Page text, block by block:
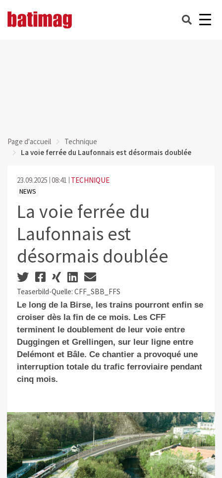
Page d'accueil
Technique
La voie ferrée du Laufonnais est désormais doublée
23.09.2025 08:41 TECHNIQUE
NEWS
La voie ferrée du
Laufonnais est
désormais doublée
Teaserbild-Quelle: CFF_SBB_FFS
Le long de la Birse, les trains pourront enfin se
croiser dès la fin de ce mois. Les CFF
terminent le doublement de leur voie entre
Duggingen et Grellingen, sur leur ligne entre
Delémont et Bâle. Ce chantier a provoqué une
interruption totale du trafic ferroviaire pendant
cinq mois.